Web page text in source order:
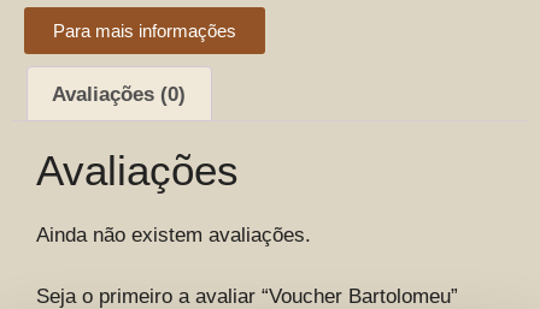
Para mais informações
Avaliações (0)
Avaliações
Ainda não existem avaliações.
Seja o primeiro a avaliar “Voucher Bartolomeu”